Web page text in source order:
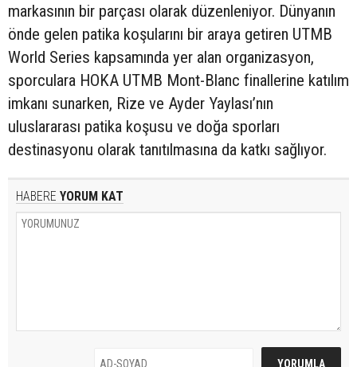
markasının bir parçası olarak düzenleniyor. Dünyanın
önde gelen patika koşularını bir araya getiren UTMB
World Series kapsamında yer alan organizasyon,
sporculara HOKA UTMB Mont-Blanc finallerine katılım
imkanı sunarken, Rize ve Ayder Yaylası’nın
uluslararası patika koşusu ve doğa sporları
destinasyonu olarak tanıtılmasına da katkı sağlıyor.
HABERE YORUM KAT